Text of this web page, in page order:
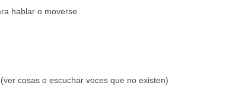
hablar o moverse
cosas o escuchar voces que no existen)